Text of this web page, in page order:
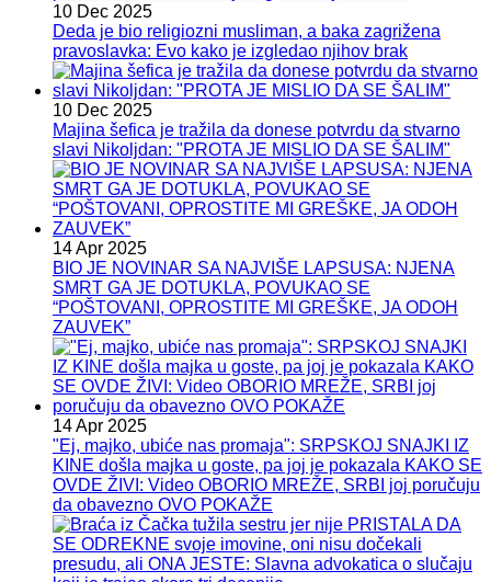
10 Dec 2025
Deda je bio religiozni musliman, a baka zagrižena
pravoslavka: Evo kako je izgledao njihov brak
10 Dec 2025
Majina šefica je tražila da donese potvrdu da stvarno
slavi Nikoljdan: "PROTA JE MISLIO DA SE ŠALIM"
14 Apr 2025
BIO JE NOVINAR SA NAJVIŠE LAPSUSA: NJENA
SMRT GA JE DOTUKLA, POVUKAO SE
“POŠTOVANI, OPROSTITE MI GREŠKE, JA ODOH
ZAUVEK”
14 Apr 2025
"Ej, majko, ubiće nas promaja": SRPSKOJ SNAJKI IZ
KINE došla majka u goste, pa joj je pokazala KAKO SE
OVDE ŽIVI: Video OBORIO MREŽE, SRBI joj poručuju
da obavezno OVO POKAŽE